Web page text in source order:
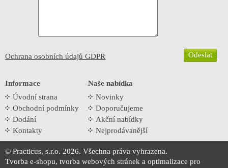
Ochrana osobních údajů GDPR
Informace
Úvodní strana
Obchodní podmínky
Dodání
Kontakty
Naše nabídka
Novinky
Doporučujeme
Akční nabídky
Nejprodávanější
© Practicus, s.r.o. 2026. Všechna práva vyhrazena.
Tvorba e-shopu, tvorba webových stránek a optimalizace pro